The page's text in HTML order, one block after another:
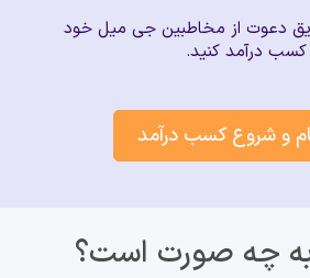
دعوت از مخاطبین جی میل خود
کسب درآمد کنید.
و شروع کسب درآمد
به چه صورت است؟